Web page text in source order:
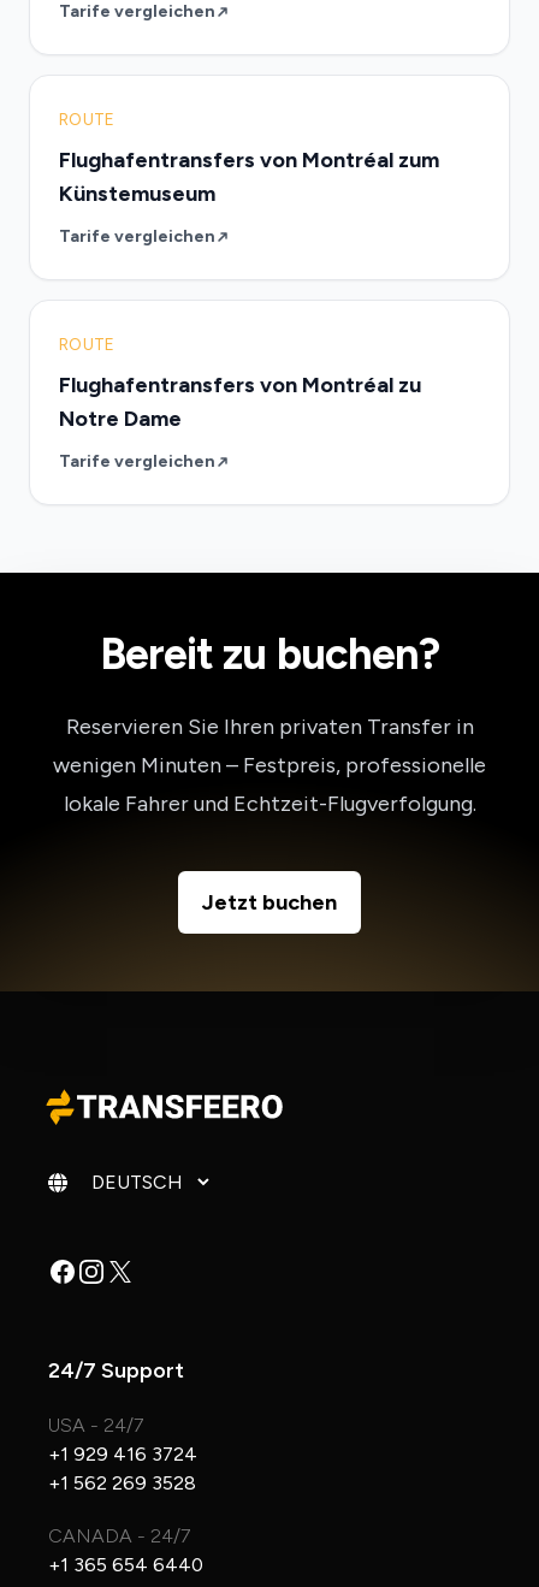
Tarife vergleichen
ROUTE
Flughafentransfers von Montréal zum
Künstemuseum
Tarife vergleichen
ROUTE
Flughafentransfers von Montréal zu
Notre Dame
Tarife vergleichen
Bereit zu buchen?
Reservieren Sie Ihren privaten Transfer in
wenigen Minuten – Festpreis, professionelle
lokale Fahrer und Echtzeit-Flugverfolgung.
Jetzt buchen
Sprache ändern
Facebook
Instagram
X
24/7 Support
USA - 24/7
+1 929 416 3724
+1 562 269 3528
CANADA - 24/7
+1 365 654 6440